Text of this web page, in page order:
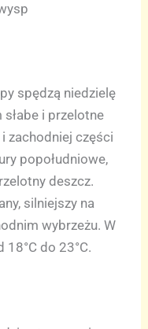
spędzą niedzielę
i przelotne
zachodniej części
popołudniowe,
deszcz.
silniejszy na
wybrzeżu. W
do 23°C.